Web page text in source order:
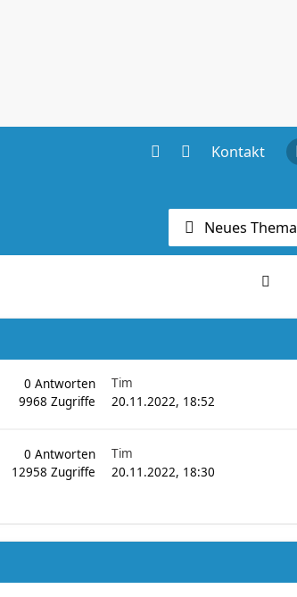
Kontakt
Neues Thema
0Antworten
9968Zugriffe
Tim
20.11.2022, 18:52
0Antworten
12958Zugriffe
Tim
20.11.2022, 18:30